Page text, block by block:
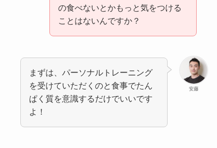
の食べないとかもっと気をつける
ことはないんですか？
安藤
まずは、パーソナルトレーニング
を受けていただくのと食事でたん
ぱく質を意識するだけでいいです
よ！